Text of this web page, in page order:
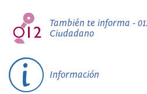
También te informa -
Ciudadano
Información